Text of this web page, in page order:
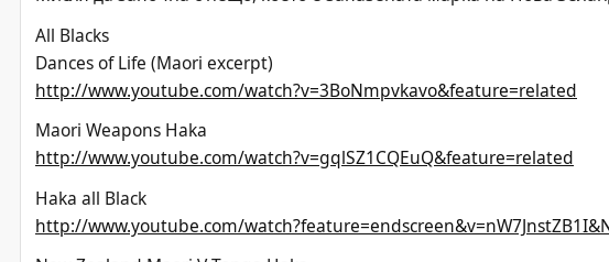
All Blacks
Dances of Life (Maori excerpt)
http://www.youtube.com/watch?v=3BoNmpvkavo&feature=related
Maori Weapons Haka
http://www.youtube.com/watch?v=gqlSZ1CQEuQ&feature=related
Haka all Black
http://www.youtube.com/